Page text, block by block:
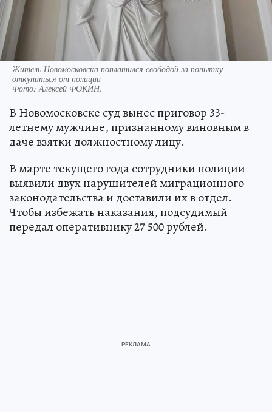
Житель Новомосковска поплатился свободой за попытку
откупиться от полиции
Фото: Алексей ФОКИН.
В Новомосковске суд вынес приговор 33-
летнему мужчине, признанному виновным в
даче взятки должностному лицу.
В марте текущего года сотрудники полиции
выявили двух нарушителей миграционного
законодательства и доставили их в отдел.
Чтобы избежать наказания, подсудимый
передал оперативнику 27 500 рублей.